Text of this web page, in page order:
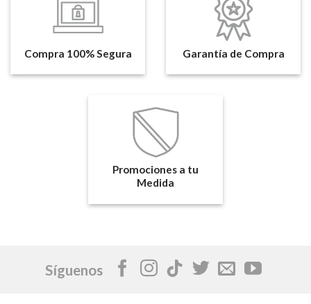
Compra 100% Segura Garantía de Compra
Promociones a tu
Medida
Síguenos